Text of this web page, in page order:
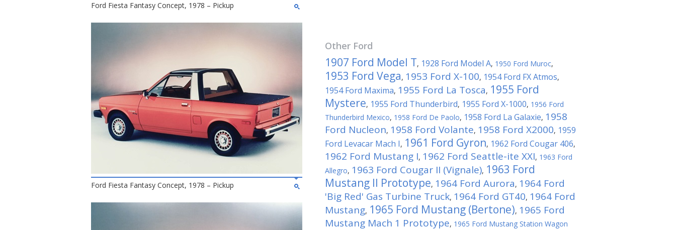
Ford Fiesta Fantasy Concept, 1978 – Pickup
Ford Fiesta Fantasy Concept, 1978 – Pickup
Other Ford
1907 Ford Model T, 1928 Ford Model A, 1950 Ford Muroc,
1953 Ford Vega, 1953 Ford X-100, 1954 Ford FX Atmos,
1954 Ford Maxima, 1955 Ford La Tosca, 1955 Ford
Mystere, 1955 Ford Thunderbird, 1955 Ford X-1000, 1956 Ford
Thunderbird Mexico, 1958 Ford De Paolo, 1958 Ford La Galaxie, 1958
Ford Nucleon, 1958 Ford Volante, 1958 Ford X2000, 1959
Ford Levacar Mach I, 1961 Ford Gyron, 1962 Ford Cougar 406,
1962 Ford Mustang I, 1962 Ford Seattle-ite XXI, 1963 Ford
Allegro, 1963 Ford Cougar II (Vignale), 1963 Ford
Mustang II Prototype, 1964 Ford Aurora, 1964 Ford
'Big Red' Gas Turbine Truck, 1964 Ford GT40, 1964 Ford
Mustang, 1965 Ford Mustang (Bertone), 1965 Ford
Mustang Mach 1 Prototype, 1965 Ford Mustang Station Wagon